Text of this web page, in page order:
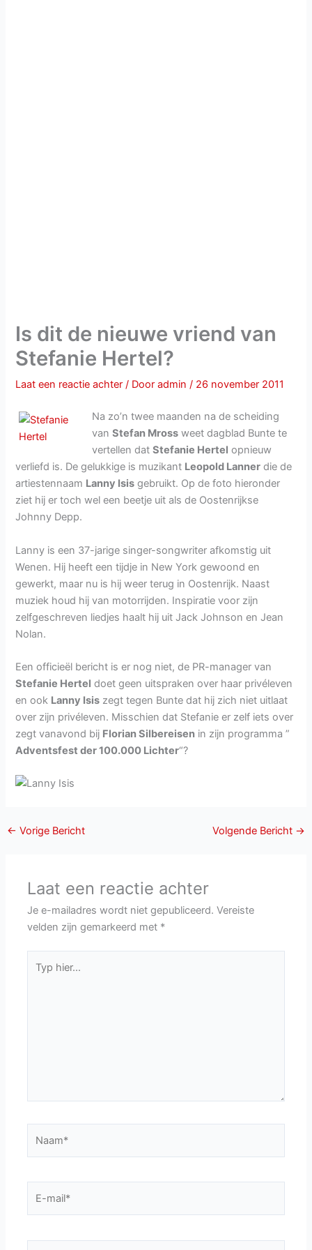
Is dit de nieuwe vriend van
Stefanie Hertel?
Laat een reactie achter / Dooradmin/ 26 november 2011
Na zo’n twee maanden na de scheiding
vanStefan Mross weet dagblad Bunte te
vertellen datStefanie Hertel opnieuw
verliefd is. De gelukkige is muzikant Leopold Lanner die de
artiestennaam Lanny Isis gebruikt. Op de foto hieronder
ziet hij er toch wel een beetje uit als de Oostenrijkse
Johnny Depp.
Lanny is een 37-jarige singer-songwriter afkomstig uit
Wenen. Hij heeft een tijdje in New York gewoond en
gewerkt, maar nu is hij weer terug in Oostenrijk. Naast
muziek houd hij van motorrijden. Inspiratie voor zijn
zelfgeschreven liedjes haalt hij uit Jack Johnson en Jean
Nolan.
Een officieël bericht is er nog niet, de PR-manager van
Stefanie Hertel doet geen uitspraken over haar privéleven
en ook Lanny Isis zegt tegen Bunte dat hij zich niet uitlaat
over zijn privéleven. Misschien dat Stefanie er zelf iets over
zegt vanavond bij Florian Silbereisen in zijn programma ”
Adventsfest der 100.000 Lichter“?
← Vorige Bericht Volgende Bericht →
Laat een reactie achter
Je e-mailadres wordt niet gepubliceerd. Vereiste
velden zijn gemarkeerd met *
hier...
mail*